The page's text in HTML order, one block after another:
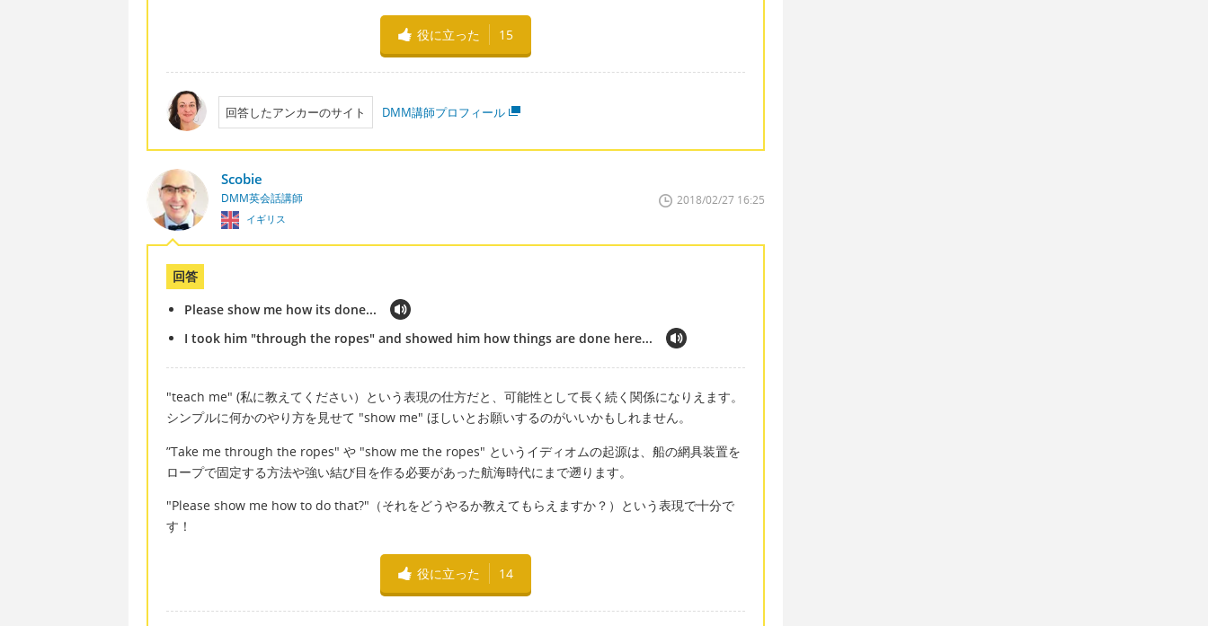
役に立った 15
回答したアンカーのサイト DMM講師プロフィール
Scobie
DMM英会話講師
イギリス
2018/02/27 16:25
回答
Please show me how its done...
I took him "through the ropes" and showed him how things are done here...
"teach me" (私に教えてください）という表現の仕方だと、可能性として長く続く関係になりえます。
シンプルに何かのやり方を見せて "show me" ほしいとお願いするのがいいかもしれません。
”Take me through the ropes" や "show me the ropes" というイディオムの起源は、船の網具装置を
ロープで固定する方法や強い結び目を作る必要があった航海時代にまで遡ります。
"Please show me how to do that?"（それをどうやるか教えてもらえますか？）という表現で十分で
す！
役に立った 14